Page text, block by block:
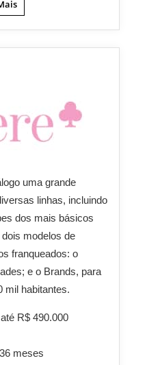
uma grande
linhas, incluindo
dos mais básicos
modelos de
franqueados: o
e o Brands, para
mil habitantes.
R$ 490.000
meses